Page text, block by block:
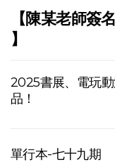
【陳某老師簽
】
2025書展、電玩
品！
單行本-七十九期